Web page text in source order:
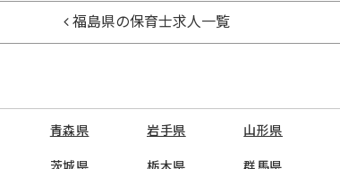
福島県の保育士求人一覧
青森県 岩手県 山形県
茨城県 栃木県 群馬県